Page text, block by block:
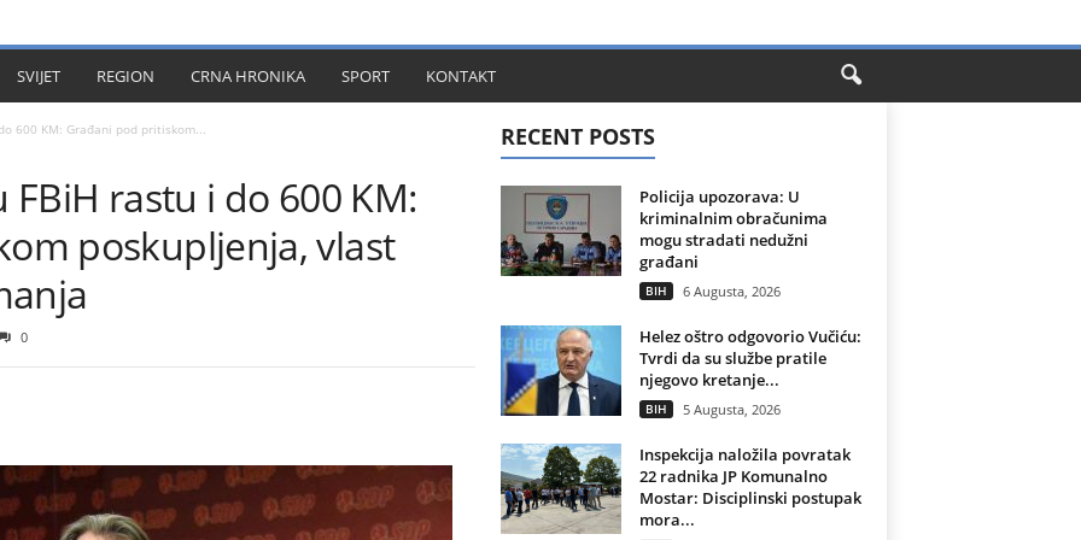
SVIJET REGION CRNA HRONIKA SPORT KONTAKT
600 KM: Građani pod pritiskom...
rastu i do 600 KM:
poskupljenja, vlast
0
RECENT POSTS
Policija upozorava: U
kriminalnim obračunima
mogu stradati nedužni
građani
BIH 6 Augusta, 2026
Helez oštro odgovorio Vučiću:
Tvrdi da su službe pratile
njegovo kretanje...
BIH 5 Augusta, 2026
Inspekcija naložila povratak
22 radnika JP Komunalno
Mostar: Disciplinski postupak
mora...